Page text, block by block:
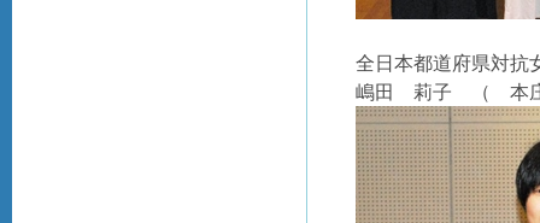
全日本都道府県対抗
嶋田 莉子 （ 本